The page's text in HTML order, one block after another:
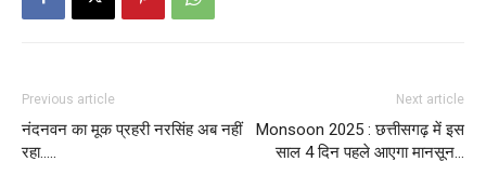
Previous article
नंदनवन का मूक प्रहरी नरसिंह अब नहीं
रहा…..
Next article
Monsoon 2025 : छत्तीसगढ़ में इस
साल 4 दिन पहले आएगा मानसून…